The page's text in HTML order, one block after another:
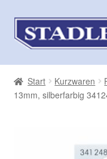
Zur
Navigation
springen
Zum
Inhalt
springen
Start
AGB
Start Kurzwaren
13mm, silberfarbig